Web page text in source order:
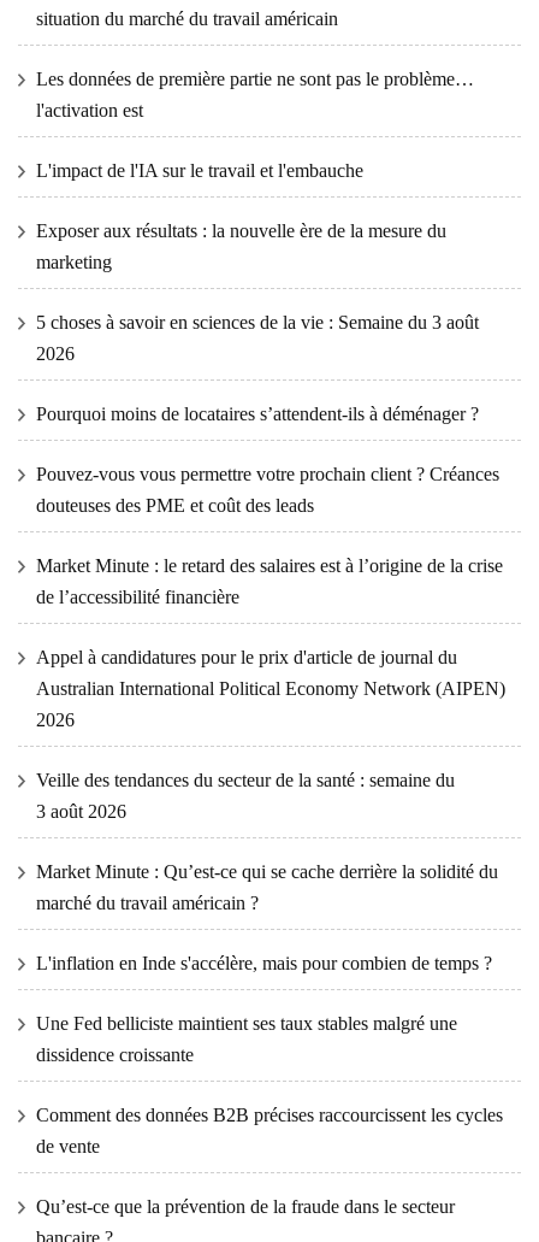
situation du marché du travail américain
Les données de première partie ne sont pas le problème…
l'activation est
L'impact de l'IA sur le travail et l'embauche
Exposer aux résultats : la nouvelle ère de la mesure du
marketing
5 choses à savoir en sciences de la vie : Semaine du 3 août
2026
Pourquoi moins de locataires s’attendent-ils à déménager ?
Pouvez-vous vous permettre votre prochain client ? Créances
douteuses des PME et coût des leads
Market Minute : le retard des salaires est à l’origine de la crise
de l’accessibilité financière
Appel à candidatures pour le prix d'article de journal du
Australian International Political Economy Network (AIPEN)
2026
Veille des tendances du secteur de la santé : semaine du
3 août 2026
Market Minute : Qu’est-ce qui se cache derrière la solidité du
marché du travail américain ?
L'inflation en Inde s'accélère, mais pour combien de temps ?
Une Fed belliciste maintient ses taux stables malgré une
dissidence croissante
Comment des données B2B précises raccourcissent les cycles
de vente
Qu’est-ce que la prévention de la fraude dans le secteur